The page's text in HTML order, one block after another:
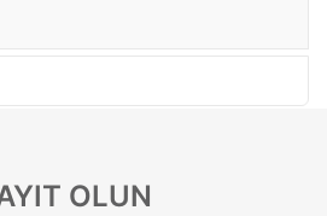
OLUN